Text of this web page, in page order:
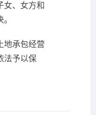
女、女方和
承包经营
法予以保